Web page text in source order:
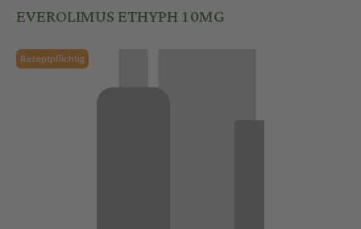
EVEROLIMUS ETHYPH 10MG
Rezeptpflichtig